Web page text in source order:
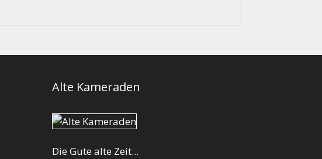
Alte Kameraden
Die Gute alte Zeit...